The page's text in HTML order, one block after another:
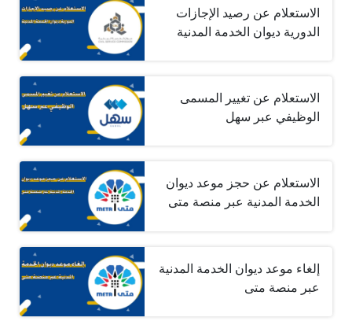
الاستعلام عن رصيد الإجازات
الدورية ديوان الخدمة المدنية
الاستعلام عن تغيير المسمى
الوظيفي عبر سهل
الاستعلام عن حجز موعد ديوان
الخدمة المدنية عبر منصة متى
إلغاء موعد ديوان الخدمة المدنية
عبر منصة متى